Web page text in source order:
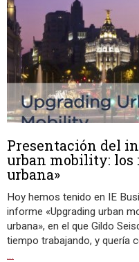
Presentación del
urban mobility: los
urbana»
Hoy hemos tenido en IE
informe «Upgrading urban
urbana», en el que Gildo
tiempo trabajando, y quería
…